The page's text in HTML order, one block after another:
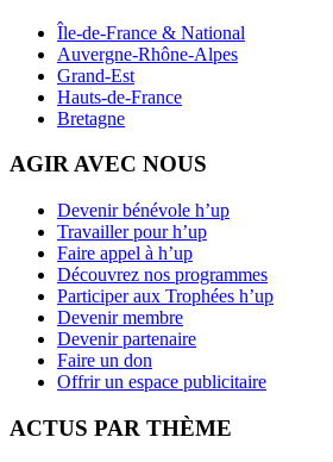
Île-de-France & National
Auvergne-Rhône-Alpes
Grand-Est
Hauts-de-France
Bretagne
AGIR AVEC NOUS
Devenir bénévole h’up
Travailler pour h’up
Faire appel à h’up
Découvrez nos programmes
Participer aux Trophées h’up
Devenir membre
Devenir partenaire
Faire un don
Offrir un espace publicitaire
ACTUS PAR THÈME